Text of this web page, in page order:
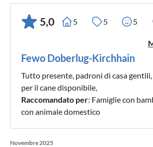
5,0 5 5 5
Fewo Doberlug-Kirchhain
Tutto presente, padroni di casa
per il cane disponibile,
Raccomandato per: Famiglie con
con animale domestico
Novembre 2025